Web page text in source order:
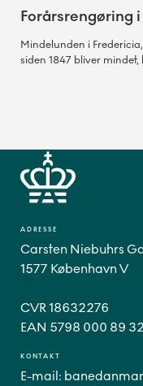
Forårsrengøring
Mindelunden i
siden 1847 bliver
ADRESSE
Carsten Niebuhrs
1577 København V
CVR 18632276
EAN 5798 000 89
KONTAKT
E-mail: